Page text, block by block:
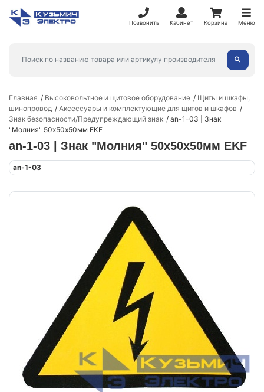
Позвонить Кабинет Корзина Меню
Главная Высоковольтное и щитовое оборудование
Щиты и шкафы,
шинопровод
Аксессуары и комплектующие для щитов и шкафов
Знак безопасности/Предупреждающий знак
an-1-03 | Знак
"Молния" 50х50х50мм EKF
an-1-03 | Знак "Молния" 50х50х50мм EKF
an-1-03